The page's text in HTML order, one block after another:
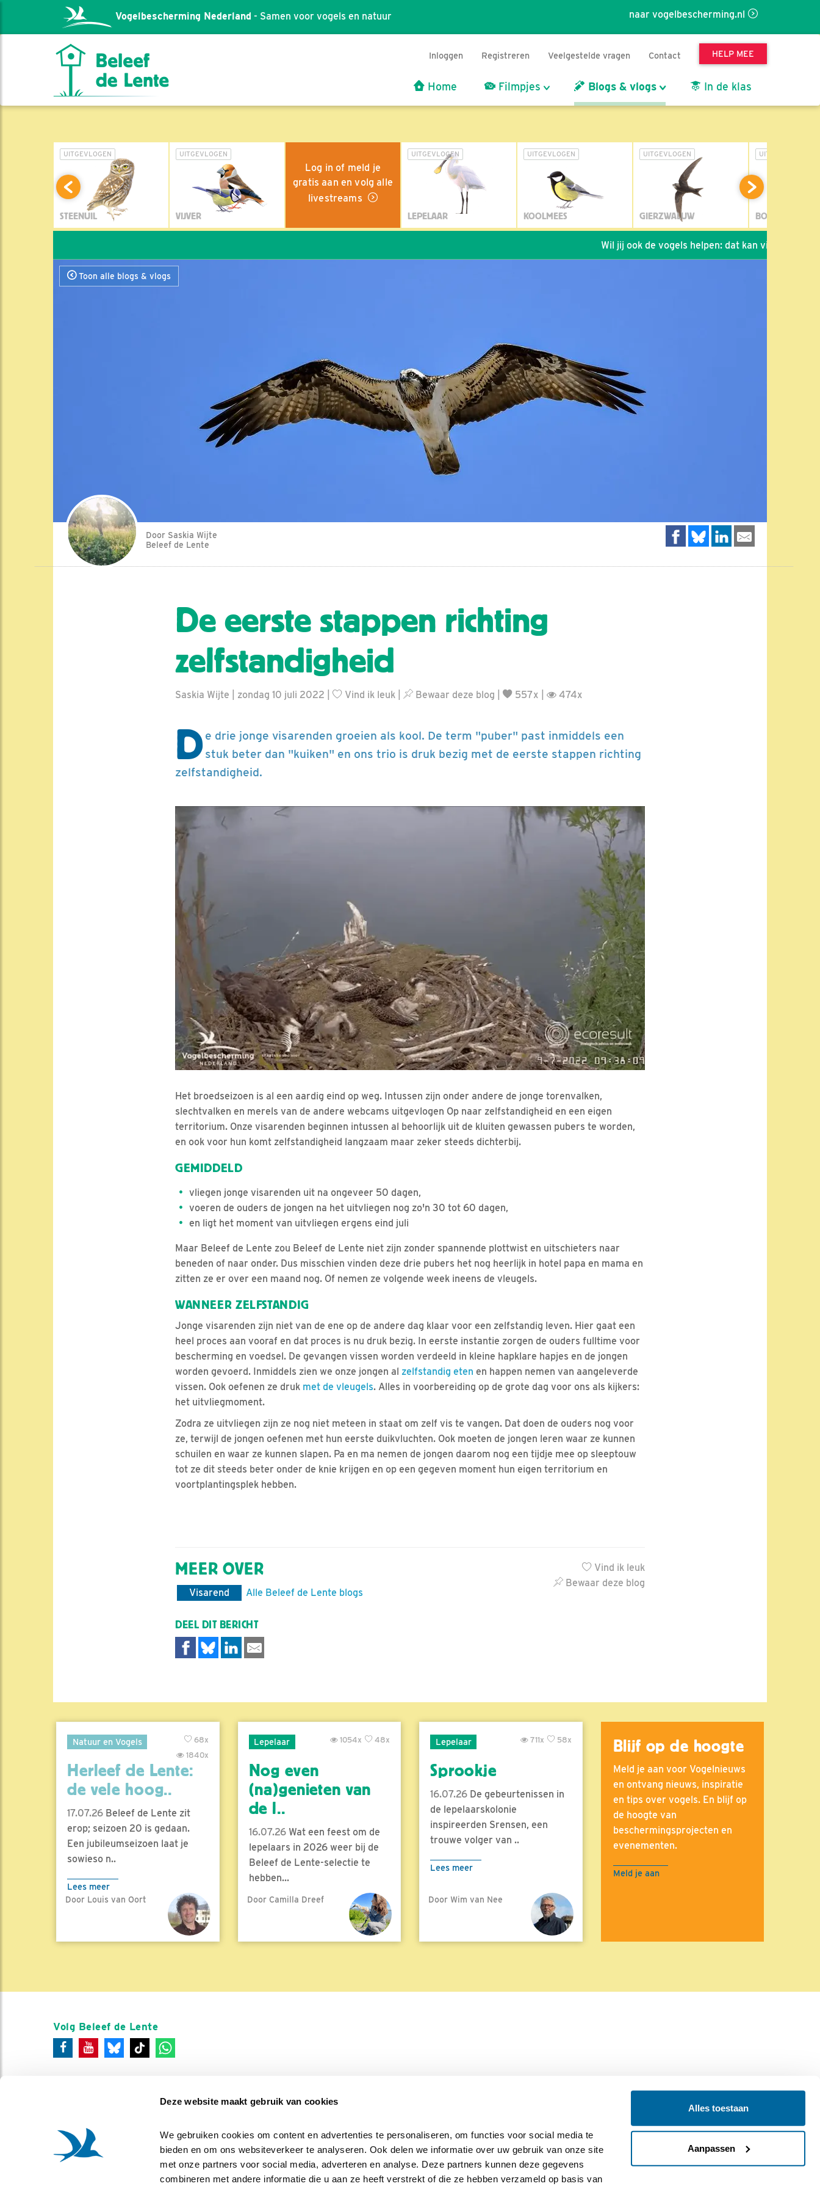
Deze website maakt gebruik van cookies
We gebruiken cookies om content en advertenties te personaliseren, om functies voor social media te
bieden en om ons websiteverkeer te analyseren. Ook delen we informatie over uw gebruik van onze site
met onze partners voor social media, adverteren en analyse. Deze partners kunnen deze gegevens
combineren met andere informatie die u aan ze heeft verstrekt of die ze hebben verzameld op basis van
Alles toestaan
Aanpassen
naar vogelbescherming.nl
Vogelbescherming Nederland - Samen voor vogels en natuur
Inloggen Registreren Veelgestelde vragen Contact HELP MEE
Home Filmpjes Blogs & vlogs In de klas
UITGEVLOGEN
STEENUIL
UITGEVLOGEN
VIJVER
Log in of meld je
gratis aan en volg alle
livestreams
UITGEVLOGEN
LEPELAAR
UITGEVLOGEN
KOOLMEES
UITGEVLOGEN
GIERZWALUW
UITGEVLOGEN
BOSUIL
Wil jij ook de vogels helpen: dat kan via de link!
Toon alle blogs & vlogs
Door Saskia Wijte
Beleef de Lente
De eerste stappen richting
zelfstandigheid
Saskia Wijte | zondag 10 juli 2022 | Vind ik leuk Bewaar deze blog 557x | 474x
De drie jonge visarenden groeien als kool. De term "puber" past inmiddels een
stuk beter dan "kuiken" en ons trio is druk bezig met de eerste stappen richting
zelfstandigheid.
Het broedseizoen is al een aardig eind op weg. Intussen zijn onder andere de jonge torenvalken,
slechtvalken en merels van de andere webcams uitgevlogen Op naar zelfstandigheid en een eigen
territorium. Onze visarenden beginnen intussen al behoorlijk uit de kluiten gewassen pubers te worden,
en ook voor hun komt zelfstandigheid langzaam maar zeker steeds dichterbij.
GEMIDDELD
vliegen jonge visarenden uit na ongeveer 50 dagen,
voeren de ouders de jongen na het uitvliegen nog zo'n 30 tot 60 dagen,
en ligt het moment van uitvliegen ergens eind juli
Maar Beleef de Lente zou Beleef de Lente niet zijn zonder spannende plottwist en uitschieters naar
beneden of naar onder. Dus misschien vinden deze drie pubers het nog heerlijk in hotel papa en mama en
zitten ze er over een maand nog. Of nemen ze volgende week ineens de vleugels.
WANNEER ZELFSTANDIG
Jonge visarenden zijn niet van de ene op de andere dag klaar voor een zelfstandig leven. Hier gaat een
heel proces aan vooraf en dat proces is nu druk bezig. In eerste instantie zorgen de ouders fulltime voor
bescherming en voedsel. De gevangen vissen worden verdeeld in kleine hapklare hapjes en de jongen
worden gevoerd. Inmiddels zien we onze jongen al zelfstandig eten en happen nemen van aangeleverde
vissen. Ook oefenen ze druk met de vleugels. Alles in voorbereiding op de grote dag voor ons als kijkers:
het uitvliegmoment.
Zodra ze uitvliegen zijn ze nog niet meteen in staat om zelf vis te vangen. Dat doen de ouders nog voor
ze, terwijl de jongen oefenen met hun eerste duikvluchten. Ook moeten de jongen leren waar ze kunnen
schuilen en waar ze kunnen slapen. Pa en ma nemen de jongen daarom nog een tijdje mee op sleeptouw
tot ze dit steeds beter onder de knie krijgen en op een gegeven moment hun eigen territorium en
voortplantingsplek hebben.
Vind ik leuk
Bewaar deze blog
MEER OVER
Visarend Alle Beleef de Lente blogs
DEEL DIT BERICHT
Natuur en Vogels
68x
1840x
Herleef de Lente:
de vele hoog..
17.07.26 Beleef de Lente zit
erop; seizoen 20 is gedaan.
Een jubileumseizoen laat je
sowieso n..
Lees meer
Door Louis van Oort
Lepelaar 48x
1054x
Nog even
(na)genieten van
de l..
16.07.26Wat een feest om de
lepelaars in 2026 weer bij de
Beleef de Lente-selectie te
hebben...
Lees meer
Door Camilla Dreef
Lepelaar 58x
711x
Sprookje
16.07.26 De gebeurtenissen in
de lepelaarskolonie
inspireerden Srensen, een
trouwe volger van ..
Lees meer
Door Wim van Nee
Blijf op de hoogte
Meld je aan voor Vogelnieuws
en ontvang nieuws, inspiratie
en tips over vogels. En blijf op
de hoogte van
beschermingsprojecten en
evenementen.
Meld je aan
Volg Beleef de Lente
Colofon